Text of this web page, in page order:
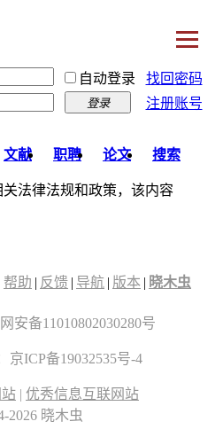
自动登录
找回密码
登录 注册账号
文献 职聘 论文 搜索
法律法规和政策，该内容
帮助 | 反馈 | 导航 | 版本 | 晓木虫
安备11010802030280号
京ICP备19032535号-4
| 优秀信息互联网站
晓木虫